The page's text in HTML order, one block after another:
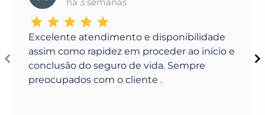
Excelente atendimento e disponibilidade
assim como rapidez em proceder ao início e
conclusão do seguro de vida. Sempre
preocupados com o cliente .